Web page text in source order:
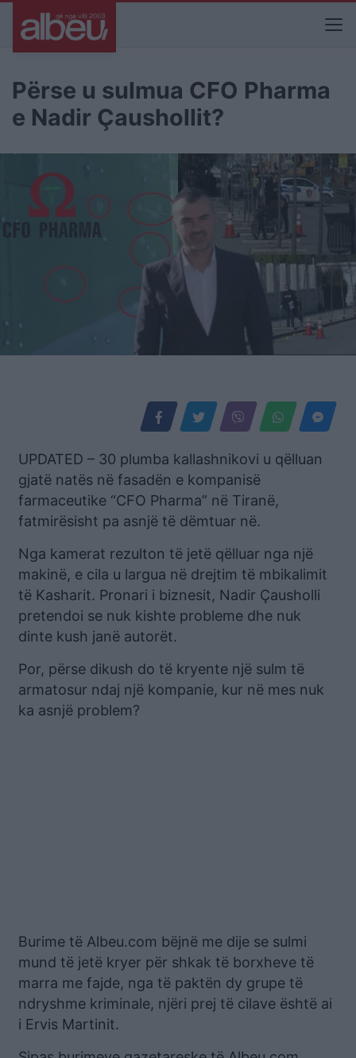
Përse u sulmua CFO Pharma
e Nadir Çaushollit?
UPDATED – 30 plumba kallashnikovi u qëlluan
gjatë natës në fasadën e kompanisë
farmaceutike “CFO Pharma” në Tiranë,
fatmirësisht pa asnjë të dëmtuar në.
Nga kamerat rezulton të jetë qëlluar nga një
makinë, e cila u largua në drejtim të mbikalimit
të Kasharit. Pronari i biznesit, Nadir Çausholli
pretendoi se nuk kishte probleme dhe nuk
dinte kush janë autorët.
Por, përse dikush do të kryente një sulm të
armatosur ndaj një kompanie, kur në mes nuk
ka asnjë problem?
Burime të Albeu.com bëjnë me dije se sulmi
mund të jetë kryer për shkak të borxheve të
marra me fajde, nga të paktën dy grupe të
ndryshme kriminale, njëri prej të cilave është ai
i Ervis Martinit.